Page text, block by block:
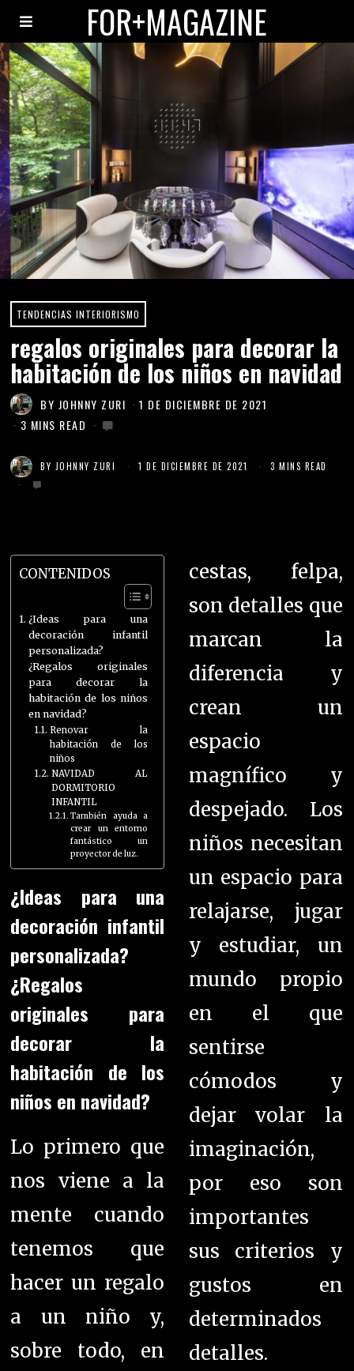
TENDENCIAS INTERIORISMO
regalos originales para decorar la
habitación de los niños en navidad
BY JOHNNY ZURI
1 DE DICIEMBRE DE 2021
3 MINS READ
FOR+MAGAZINE
BY JOHNNY ZURI 1 DE DICIEMBRE DE 2021 3 MINS READ
CONTENIDOS
¿Ideas para una
decoración infantil
personalizada?
¿Regalos originales
para decorar la
habitación de los niños
en navidad?
Renovar la
habitación de los
niños
NAVIDAD AL
DORMITORIO
INFANTIL
También ayuda a
crear un entorno
fantástico un
proyector de luz.
¿Ideas para una
decoración infantil
personalizada?
¿Regalos
originales para
decorar la
habitación de los
niños en navidad?
Lo primero que
nos viene a la
mente cuando
tenemos que
hacer un regalo
a un niño y,
sobre todo, en
cestas, felpa,
son detalles que
marcan la
diferencia y
crean un
espacio
magnífico y
despejado. Los
niños necesitan
un espacio para
relajarse, jugar
y estudiar, un
mundo propio
en el que
sentirse
cómodos y
dejar volar la
imaginación,
por eso son
importantes
sus criterios y
gustos en
determinados
detalles.